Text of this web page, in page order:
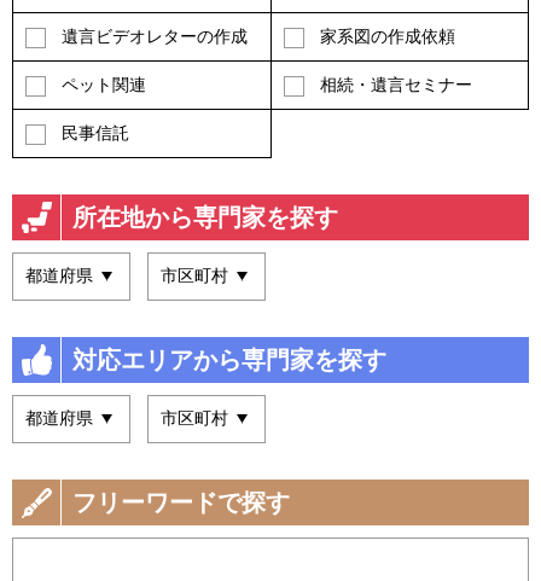
遺言ビデオレターの作成 家系図の作成依頼
ペット関連 相続・遺言セミナー
民事信託
所在地から専門家を探す
対応エリアから専門家を探す
フリーワードで探す